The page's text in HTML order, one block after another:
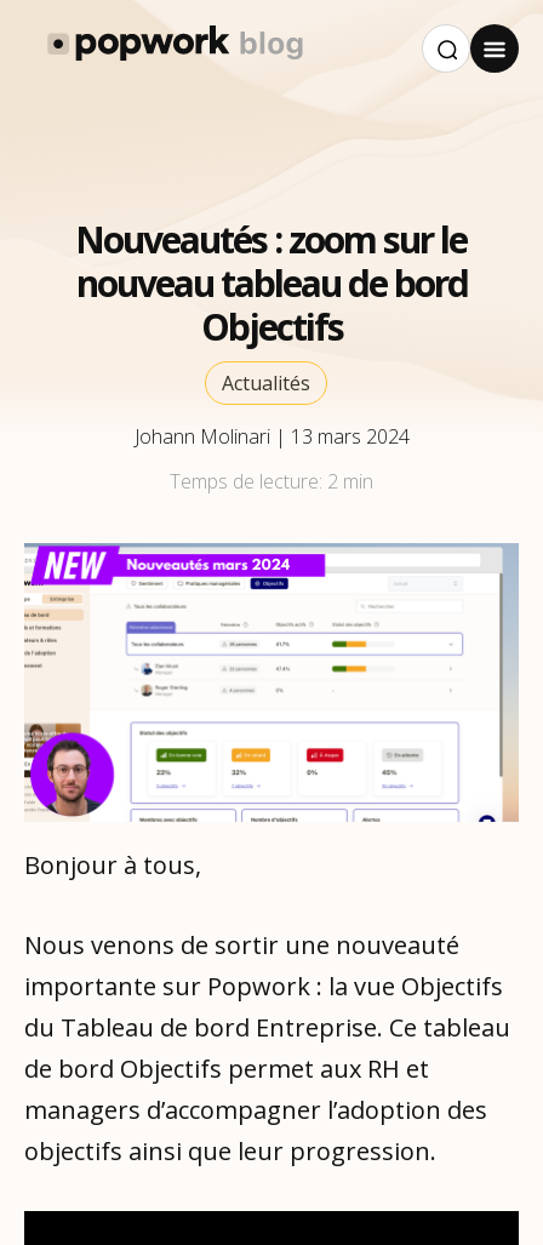
Nouveautés : zoom sur le
nouveau tableau de bord
Objectifs
Actualités
Johann Molinari | 13 mars 2024
Temps de lecture: 2 min
Bonjour à tous,
Nous venons de sortir une nouveauté
importante sur Popwork : la vue Objectifs
du Tableau de bord Entreprise. Ce tableau
de bord Objectifs permet aux RH et
managers d’accompagner l’adoption des
objectifs ainsi que leur progression.